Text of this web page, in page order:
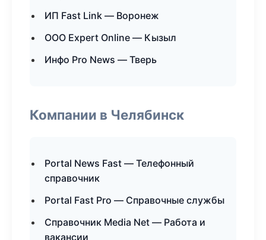
ИП Fast Link — Воронеж
ООО Expert Online — Кызыл
Инфо Pro News — Тверь
Компании в Челябинск
Portal News Fast — Телефонный
справочник
Portal Fast Pro — Справочные службы
Справочник Media Net — Работа и
вакансии